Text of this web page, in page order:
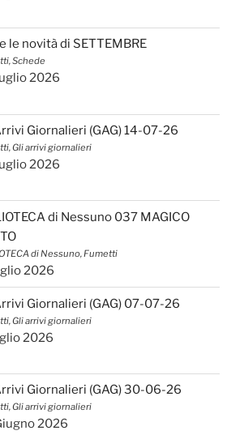
le novità di SETTEMBRE
Schede
2026
Giornalieri (GAG) 14-07-26
Gli arrivi giornalieri
2026
di Nessuno 037 MAGICO
di Nessuno, Fumetti
2026
Giornalieri (GAG) 07-07-26
Gli arrivi giornalieri
2026
Giornalieri (GAG) 30-06-26
Gli arrivi giornalieri
2026